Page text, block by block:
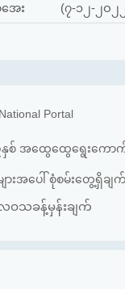
ေး (၇-၁၂-၂ဝ
Portal
ည့်နှစ် အထွေထွေရွေးကော
ားအပေါ် စုံစမ်းတွေ့ရှိချက်
ဝသခန့်မှန်းချက်